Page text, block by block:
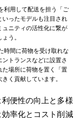
利用して配送を担う「ご
ったモデルも注目され
ニティの活性化に繋が
う。
時間に荷物を受け取れな
トランスなどに設置さ
場所に荷物を置く「置
く貢献しています。
便性の向上と多様
率化とコスト削減